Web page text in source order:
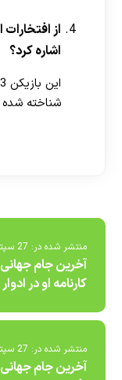
از
اشاره کرد؟
شناخته
منتشر شده در: 27 سپتامبر 2022
آخرین جام
کارنامه او در
منتشر شده در: 27 سپتامبر 2022